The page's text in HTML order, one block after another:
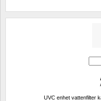
UVC enhet vattenfilter